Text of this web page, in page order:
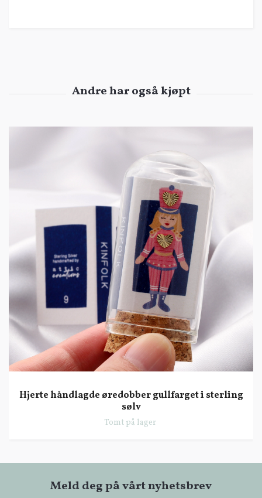
Hjerte håndlagde øredobber gullfarget i sterling
sølv
Tomt på lager
Meld deg på vårt nyhetsbrev